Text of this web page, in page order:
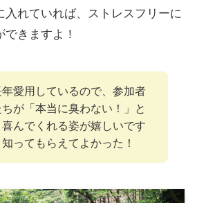
入れていれば、ストレスフリーに
きますよ！
愛用しているので、参加者
ちが「本当に臭わない！」と
んでくれる姿が嬉しいです
知ってもらえてよかった！